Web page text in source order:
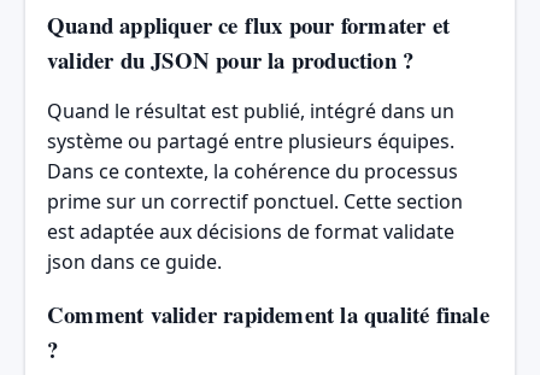
Quand appliquer ce flux pour formater et
valider du JSON pour la production ?
Quand le résultat est publié, intégré dans un
système ou partagé entre plusieurs équipes.
Dans ce contexte, la cohérence du processus
prime sur un correctif ponctuel. Cette section
est adaptée aux décisions de format validate
json dans ce guide.
Comment valider rapidement la qualité finale
?